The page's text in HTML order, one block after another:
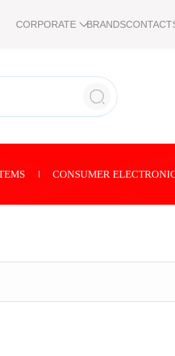
CORPORATE BRANDSCONTACT
CONSUMER